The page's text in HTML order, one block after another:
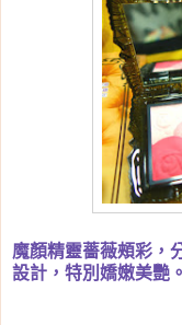
魔顏精靈薔薇頰彩，
設計，特別嬌嫩美艷。